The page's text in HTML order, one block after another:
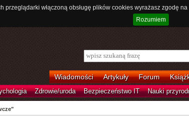
przeglądarki włączoną obsługę plików cookies wyrażasz
Rozumiem
Wiadomości Artykuły Forum
Zdrowie/uroda Bezpieczeństwo IT Nauki